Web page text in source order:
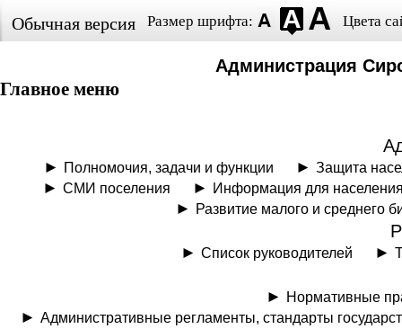
Обычная версия Размер шрифта: Цвета
Администрация
Главное меню
Полномочия, задачи и функции
Защита
СМИ поселения
Информация для
Развитие малого и среднего
Список руководителей
Нормативные
Административные регламенты, стандарты